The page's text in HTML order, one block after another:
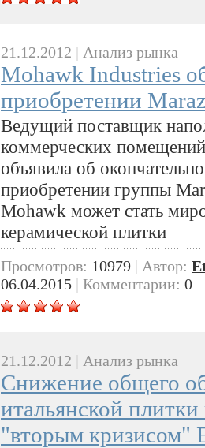
21.12.2012 | Анализ рынка
Mohawk Industries
приобретении
Ведущий поставщик
коммерческих
объявила об
приобретении группы
Mohawk может стать
керамической плитки
Просмотров: 10979 | Автор:
06.04.2015 | Комментарии: 0
21.12.2012 Анализ рынка
Снижение общего
итальянской
"вторым кризисом"